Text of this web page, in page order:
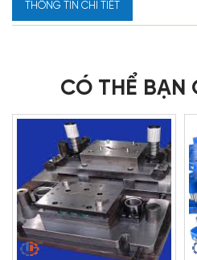
THÔNG TIN CHI TIẾT
CÓ THỂ BẠN